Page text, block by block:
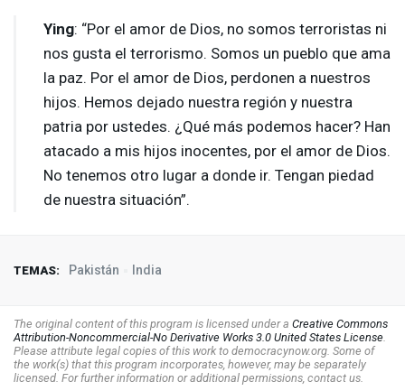
Ying: “Por el amor de Dios, no somos terroristas ni
nos gusta el terrorismo. Somos un pueblo que ama
la paz. Por el amor de Dios, perdonen a nuestros
hijos. Hemos dejado nuestra región y nuestra
patria por ustedes. ¿Qué más podemos hacer? Han
atacado a mis hijos inocentes, por el amor de Dios.
No tenemos otro lugar a donde ir. Tengan piedad
de nuestra situación”.
TEMAS: Pakistán India
The original content of this program is licensed under a Creative Commons
Attribution-Noncommercial-No Derivative Works 3.0 United States License.
Please attribute legal copies of this work to democracynow.org. Some of
the work(s) that this program incorporates, however, may be separately
licensed. For further information or additional permissions, contact us.